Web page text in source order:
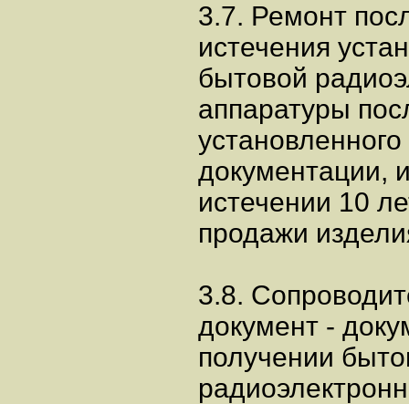
3.7. Ремонт
истечения
бытовой
аппаратуры
документации,
истечении 10
продажи
3.8.
документ -
получении